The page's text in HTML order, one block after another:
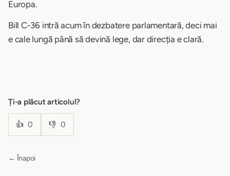
Europa.
Bill C-36 intră acum în dezbatere parlamentară, deci mai
e cale lungă până să devină lege, dar direcția e clară.
Ți-a plăcut articolul?
👍 0 👎 0
← Înapoi